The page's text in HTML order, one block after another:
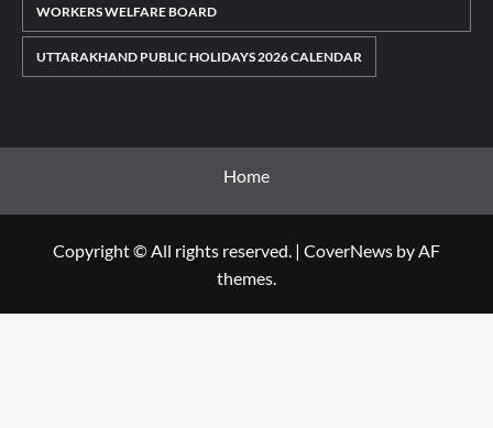
WORKERS WELFARE BOARD
UTTARAKHAND PUBLIC HOLIDAYS 2026 CALENDAR
Home
Copyright © All rights reserved. | CoverNews by AF
themes.